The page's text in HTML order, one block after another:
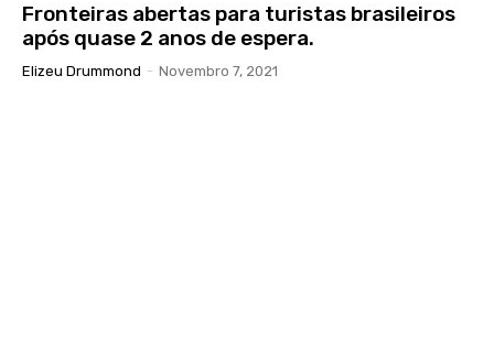
Fronteiras abertas para turistas brasileiros
após quase 2 anos de espera.
Elizeu Drummond - Novembro 7, 2021